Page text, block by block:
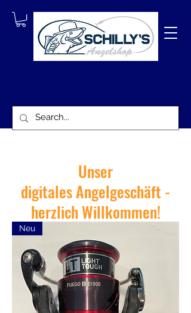
Unser
digitales Angelgeschäft -
herzlich Willkommen!
Neu